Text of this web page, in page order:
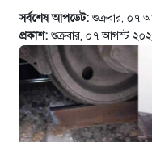
সর্বশেষ আপডেট: শুক্রবার, ০৭
প্রকাশ: শুক্রবার, ০৭ আগস্ট